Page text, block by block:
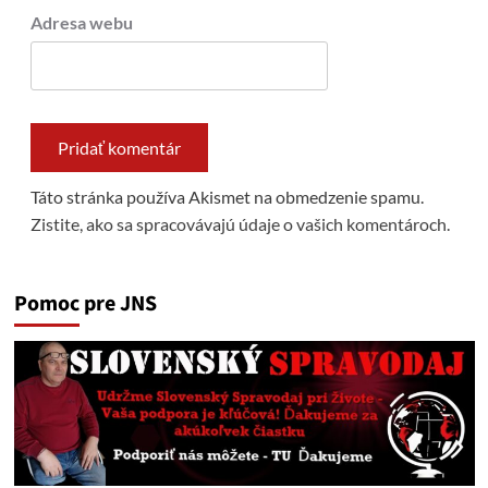
Adresa webu
Táto stránka používa Akismet na obmedzenie spamu.
Zistite, ako sa spracovávajú údaje o vašich komentároch.
Pomoc pre JNS